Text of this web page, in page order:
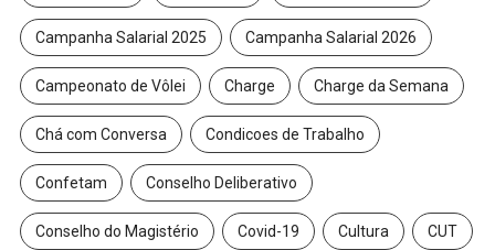
Campanha Salarial 2025 Campanha Salarial 2026
Campeonato de Vôlei Charge Charge da Semana
Chá com Conversa Condicoes de Trabalho
Confetam Conselho Deliberativo
Conselho do Magistério Covid-19 Cultura CUT